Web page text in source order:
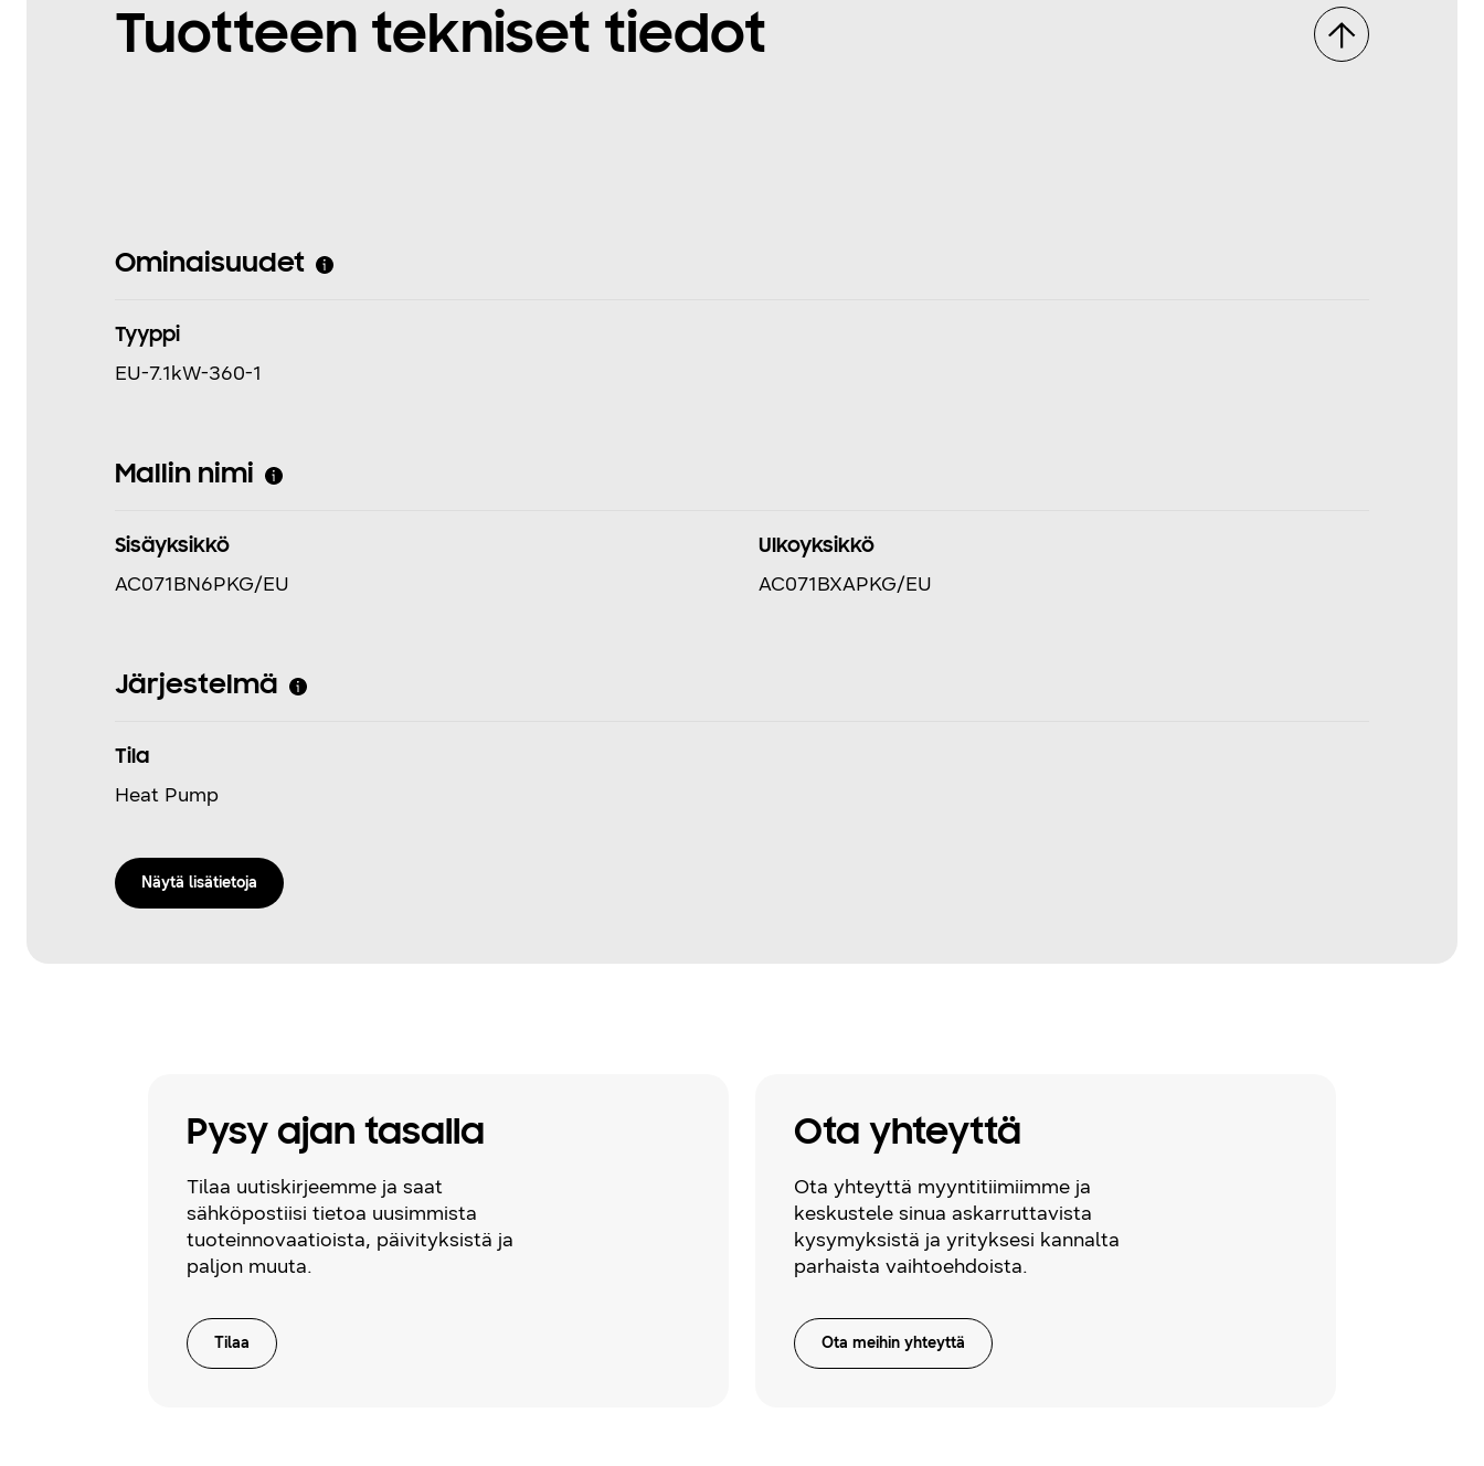
Tuotteen tekniset tiedot
Ominaisuudet
Tyyppi
EU-7.1kW-360-1
Mallin nimi
Sisäyksikkö
AC071BN6PKG/EU
Ulkoyksikkö
AC071BXAPKG/EU
Järjestelmä
Tila
Heat Pump
Näytä lisätietoja
Pysy ajan tasalla
Tilaa uutiskirjeemme ja saat
sähköpostiisi tietoa uusimmista
tuoteinnovaatioista, päivityksistä ja
paljon muuta.
Tilaa
Ota yhteyttä
Ota yhteyttä myyntitiimiimme ja
keskustele sinua askarruttavista
kysymyksistä ja yrityksesi kannalta
parhaista vaihtoehdoista.
Ota meihin yhteyttä